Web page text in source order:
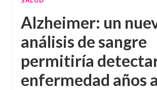
Alzheimer: un
análisis de sangre
permitiría
enfermedad años